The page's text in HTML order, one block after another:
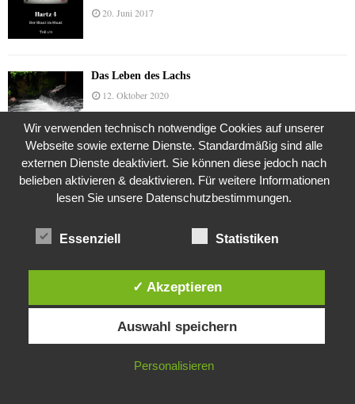
20. Juni 2017
Das Leben des Lachs
12. Oktober 2020
Die Geschichte der Kubushäuser
9. Juli 2018
Was ist denn das? -Mars „SOL 735“ Rover Curiosity
Die Brexit-Lüge (1/8 Teil)
3. November 2019
Diese Website verwendet Cookies. Durch die weitere Nutzung dieser
Website stimmst du der Verwendung von Cookies zu.
IN ORDNUNG
Wir verwenden technisch notwendige Cookies auf unserer
Webseite sowie externe Dienste. Standardmäßig sind alle
externen Dienste deaktiviert. Sie können diese jedoch nach
belieben aktivieren & deaktivieren. Für weitere Informationen
lesen Sie unsere Datenschutzbestimmungen.
Essenziell Statistiken
✓ Akzeptieren
Auswahl speichern
Personalisieren